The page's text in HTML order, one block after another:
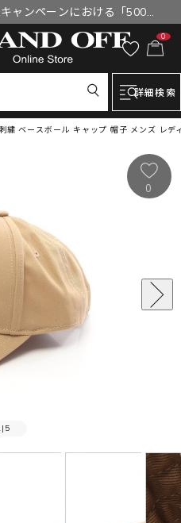
ャンペーンにおける「500円
漏れと補填について
0
詳細検索
繍 ベースボール キャップ 帽子 メンズ レ
| 5
0